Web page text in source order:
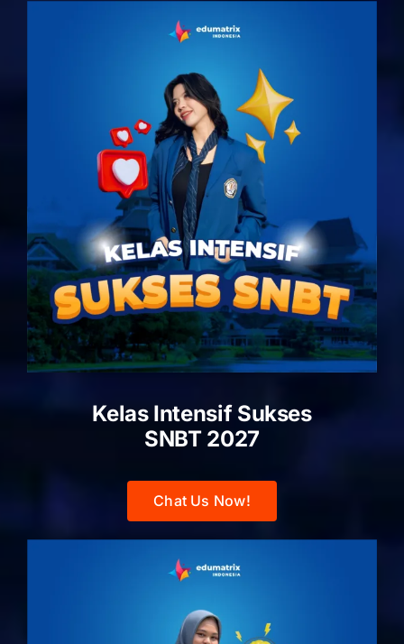
Kelas Intensif Sukses
SNBT 2027
Chat Us Now!